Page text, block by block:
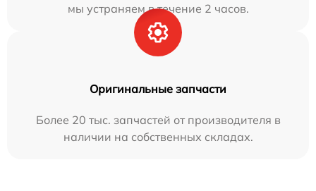
мы устраняем в течение 2 часов.
Оригинальные запчасти
Более 20 тыс. запчастей от производителя в
наличии на собственных складах.